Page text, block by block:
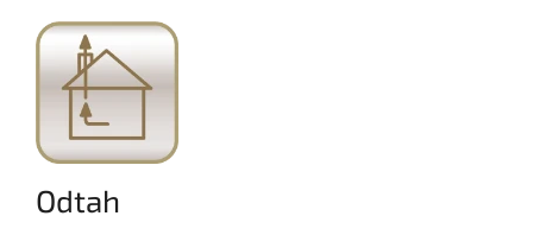
Odtah